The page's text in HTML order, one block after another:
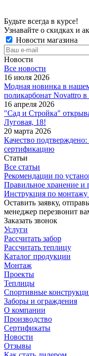
Будьте всегда в курсе!
Узнавайте о скидках и
Новости магазина
Новости
Все новости
16 июля 2026
Модная новинка в
поликарбонат Novattro
16 апреля 2026
"Сад и Стройка"
Луговая, 18!
20 марта 2026
Качество
сертификацию
Статьи
Все статьи
Рекомендации по
Правильное хранение и
Инструкция по монтажу
Оставить заявку,
менеджер перезвонит
Заказать звонок
Услуги
Рассчитать забор
Рассчитать теплицу
Каталог продукции
Монтаж
Проекты
Теплицы
Спортивные
Заборы и ограждения
О компании
Производство
Сертификаты
Новости
Отзывы